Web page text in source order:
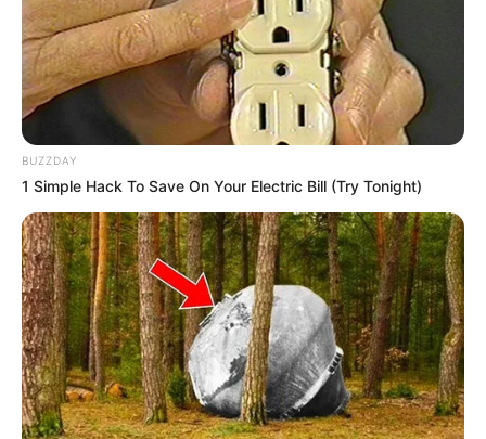
BUZZDAY
1 Simple Hack To Save On Your Electric Bill (Try Tonight)